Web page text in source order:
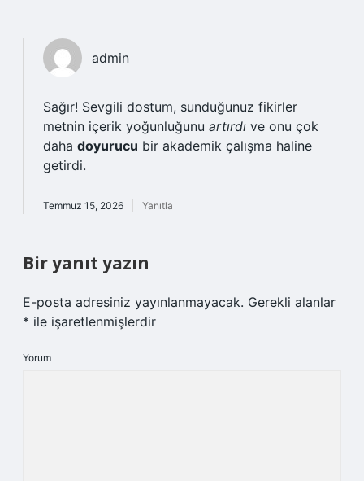
admin
Sağır! Sevgili dostum, sunduğunuz fikirler
metnin içerik yoğunluğunu artırdı ve onu çok
daha doyurucu bir akademik çalışma haline
getirdi.
Temmuz 15, 2026 Yanıtla
Bir yanıt yazın
E-posta adresiniz yayınlanmayacak. Gerekli alanlar
* ile işaretlenmişlerdir
Yorum